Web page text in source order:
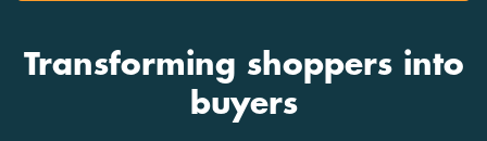
Transforming shoppers into
buyers